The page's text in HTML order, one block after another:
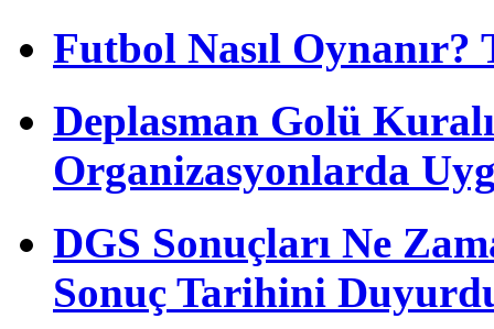
Futbol Nasıl
Deplasman Golü
Organizasyonlarda
DGS Sonuçları Ne
Sonuç Tarihini